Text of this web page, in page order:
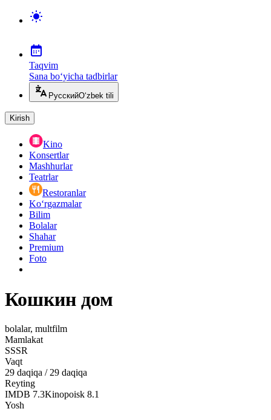
Taqvim
Sana bo‘yicha tadbirlar
РусскийO‘zbek tili
Kirish
Kino
Konsertlar
Mashhurlar
Teatrlar
Restoranlar
Ko‘rgazmalar
Bilim
Bolalar
Shahar
Premium
Foto
Кошкин дом
bolalar, multfilm
Mamlakat
SSSR
Vaqt
29 daqiqa / 29 daqiqa
Reyting
IMDB 7.3Kinopoisk 8.1
Yosh